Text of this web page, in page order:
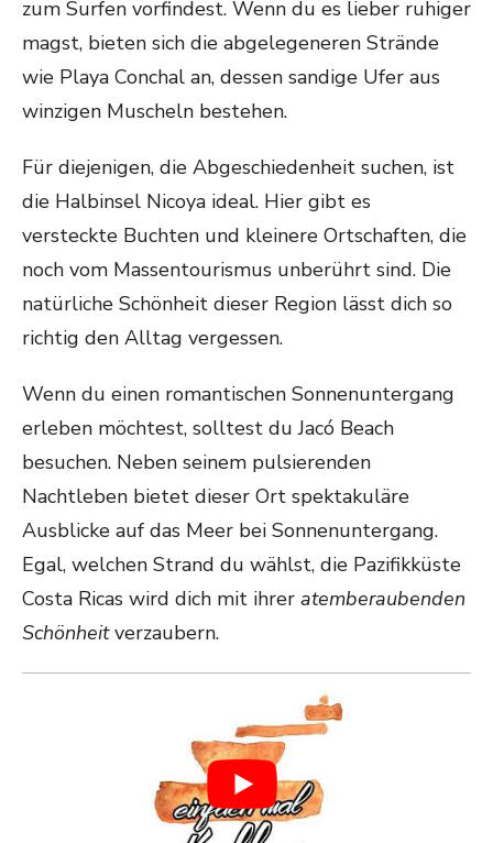
zum Surfen vorfindest. Wenn du es lieber ruhiger
magst, bieten sich die abgelegeneren Strände
wie Playa Conchal an, dessen sandige Ufer aus
winzigen Muscheln bestehen.
Für diejenigen, die Abgeschiedenheit suchen, ist
die Halbinsel Nicoya ideal. Hier gibt es
versteckte Buchten und kleinere Ortschaften, die
noch vom Massentourismus unberührt sind. Die
natürliche Schönheit dieser Region lässt dich so
richtig den Alltag vergessen.
Wenn du einen romantischen Sonnenuntergang
erleben möchtest, solltest du Jacó Beach
besuchen. Neben seinem pulsierenden
Nachtleben bietet dieser Ort spektakuläre
Ausblicke auf das Meer bei Sonnenuntergang.
Egal, welchen Strand du wählst, die Pazifikküste
Costa Ricas wird dich mit ihrer atemberaubenden
Schönheitverzaubern.